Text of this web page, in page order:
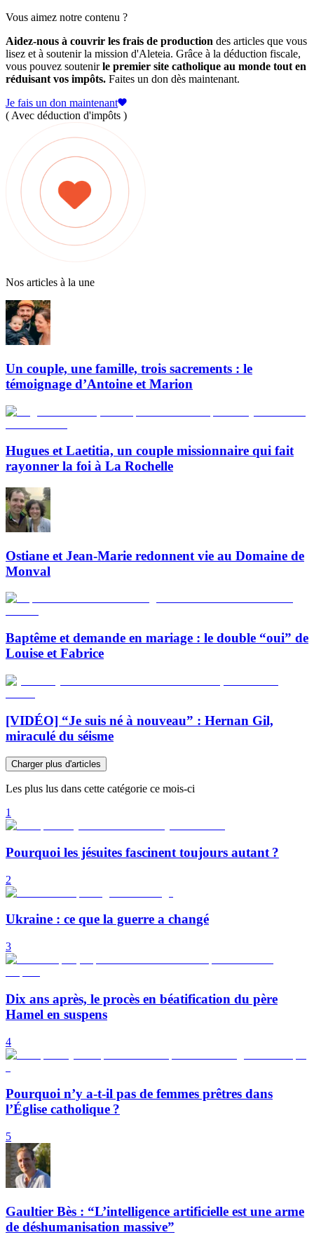
Vous aimez notre contenu ?
Aidez-nous à couvrir les frais de production des articles que vous
lisez et à soutenir la mission d'Aleteia. Grâce à la déduction fiscale,
vous pouvez soutenirle premier site catholique au monde tout en
réduisant vos impôts. Faites un don dès maintenant.
Je fais un don maintenant
( Avec déduction d'impôts )
Nos articles à la une
Un couple, une famille, trois sacrements : le
témoignage d’Antoine et Marion
Hugues et Laetitia, un couple missionnaire qui fait
rayonner la foi à La Rochelle
Ostiane et Jean-Marie redonnent vie au Domaine de
Monval
Baptême et demande en mariage : le double “oui” de
Louise et Fabrice
[VIDÉO] “Je suis né à nouveau” : Hernan Gil,
miraculé du séisme
Charger plus d'articles
Les plus lus dans cette catégorie ce mois-ci
1
Pourquoi les jésuites fascinent toujours autant ?
2
Ukraine : ce que la guerre a changé
3
Dix ans après, le procès en béatification du père
Hamel en suspens
4
Pourquoi n’y a-t-il pas de femmes prêtres dans
l’Église catholique ?
5
Gaultier Bès : “L’intelligence artificielle est une arme
de déshumanisation massive”